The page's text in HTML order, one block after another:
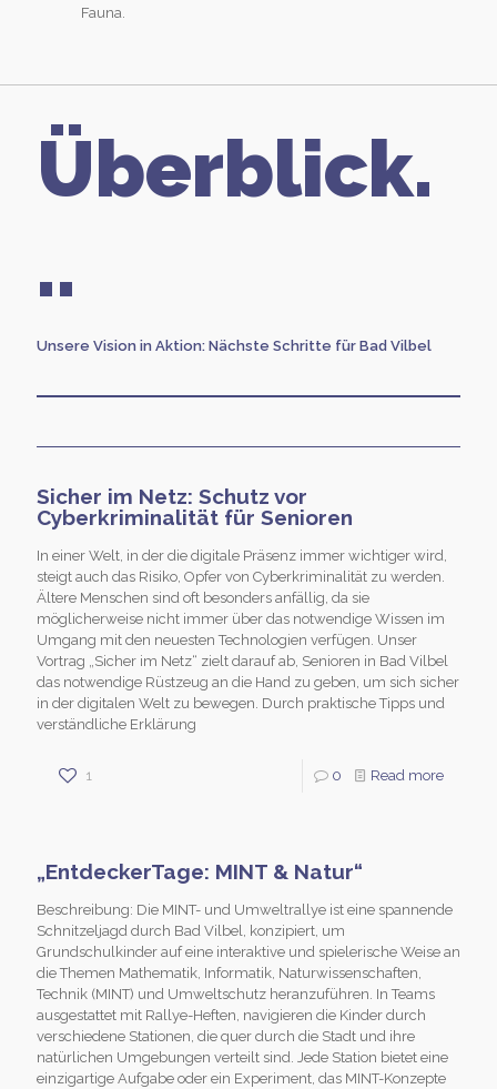
Fauna.
Überblick.
..
Unsere Vision in Aktion: Nächste Schritte für Bad Vilbel
Sicher im Netz: Schutz vor
Cyberkriminalität für Senioren
In einer Welt, in der die digitale Präsenz immer wichtiger wird,
steigt auch das Risiko, Opfer von Cyberkriminalität zu werden.
Ältere Menschen sind oft besonders anfällig, da sie
möglicherweise nicht immer über das notwendige Wissen im
Umgang mit den neuesten Technologien verfügen. Unser
Vortrag „Sicher im Netz“ zielt darauf ab, Senioren in Bad Vilbel
das notwendige Rüstzeug an die Hand zu geben, um sich sicher
in der digitalen Welt zu bewegen. Durch praktische Tipps und
verständliche Erklärung
1 0 Read more
„EntdeckerTage: MINT & Natur“
Beschreibung: Die MINT- und Umweltrallye ist eine spannende
Schnitzeljagd durch Bad Vilbel, konzipiert, um
Grundschulkinder auf eine interaktive und spielerische Weise an
die Themen Mathematik, Informatik, Naturwissenschaften,
Technik (MINT) und Umweltschutz heranzuführen. In Teams
ausgestattet mit Rallye-Heften, navigieren die Kinder durch
verschiedene Stationen, die quer durch die Stadt und ihre
natürlichen Umgebungen verteilt sind. Jede Station bietet eine
einzigartige Aufgabe oder ein Experiment, das MINT-Konzepte